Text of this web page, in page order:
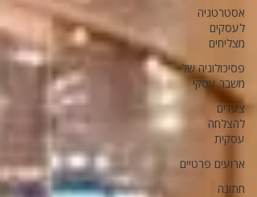
אסטרטגיה
לעסקים
מצליחים
פסיכולוגיה של
משבר עסקי
צעדים
להצלחה
עסקית
ארועים פרטיים
חתונה